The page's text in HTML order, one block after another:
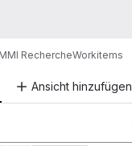
RechercheWorkitems
Ansicht hinzufügen